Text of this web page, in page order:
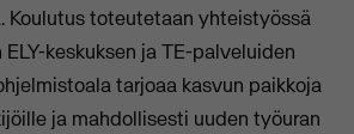
Koulutus toteutetaan yhteistyössä
keskuksen ja TE-palveluiden
tarjoaa kasvun paikkoja
ja mahdollisesti uuden työuran